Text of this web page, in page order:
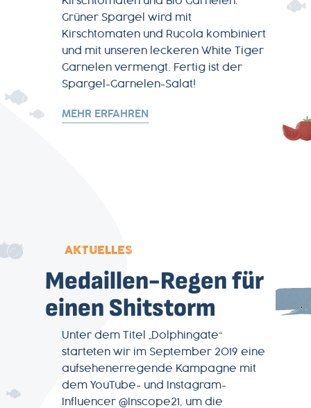
Grüner Spargel wird mit
Kirschtomaten und Rucola kombiniert
und mit unseren leckeren White Tiger
Garnelen vermengt. Fertig ist der
Spargel-Garnelen-Salat!
MEHR ERFAHREN
AKTUELLES
Medaillen-Regen für
einen Shitstorm
Unter dem Titel „Dolphingate“
starteten wir im September 2019 eine
aufsehenerregende Kampagne mit
dem YouTube- und Instagram-
Influencer @Inscope21, um die